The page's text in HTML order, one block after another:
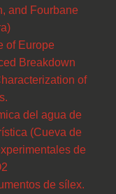
and Fourbane
of Europe
Breakdown
of
del agua de
(Cueva de
de
de sílex.